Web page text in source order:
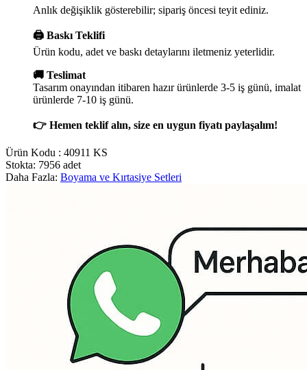
Anlık değişiklik gösterebilir; sipariş öncesi teyit ediniz.
🖨️ Baskı Teklifi
Ürün kodu, adet ve baskı detaylarını iletmeniz yeterlidir.
🚚 Teslimat
Tasarım onayından itibaren hazır ürünlerde 3-5 iş günü, imalat
ürünlerde 7-10 iş günü.
👉 Hemen teklif alın, size en uygun fiyatı paylaşalım!
Ürün Kodu : 40911 KS
Stokta: 7956 adet
Daha Fazla: Boyama ve Kırtasiye Setleri